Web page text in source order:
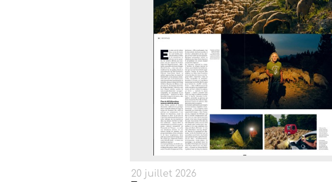
20 juillet 2026